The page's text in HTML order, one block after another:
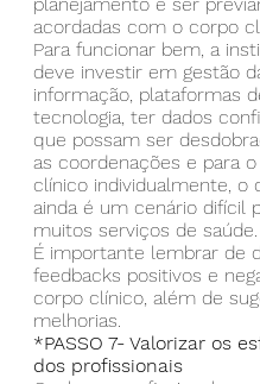
acordadas com o corpo
Para funcionar bem, a
deve investir em gestão
informação, plataformas
tecnologia, ter dados
que possam ser
as coordenações e para
clínico individualmente, o
ainda é um cenário difícil
muitos serviços de saúde.
É importante lembrar de
feedbacks positivos e
corpo clínico, além de
melhorias.
*PASSO 7- Valorizar os
dos profissionais